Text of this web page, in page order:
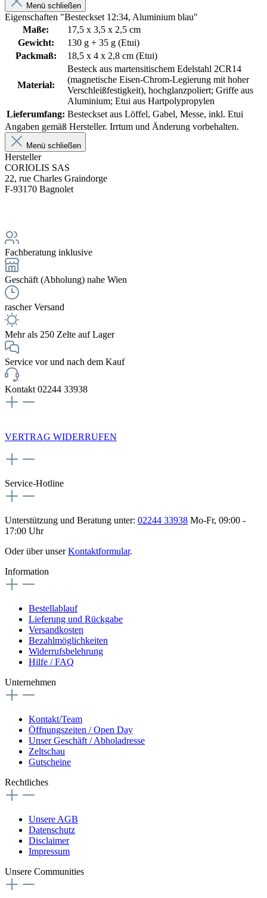
Menü schließen
Eigenschaften "Besteckset 12:34, Aluminium blau"
Maße:
17,5 x 3,5 x 2,5 cm
Gewicht:
130 g + 35 g (Etui)
Packmaß:
18,5 x 4 x 2,8 cm (Etui)
Material:
Besteck aus martensitischem Edelstahl 2CR14
(magnetische Eisen-Chrom-Legierung mit hoher
Verschleißfestigkeit), hochglanzpoliert; Griffe aus
Aluminium; Etui aus Hartpolypropylen
Lieferumfang: Besteckset aus Löffel, Gabel, Messe, inkl. Etui
Angaben gemäß Hersteller. Irrtum und Änderung vorbehalten.
Menü schließen
Hersteller
CORIOLIS SAS
22, rue Charles Graindorge
F-93170 Bagnolet
Fachberatung inklusive
Geschäft (Abholung) nahe Wien
rascher Versand
Mehr als 250 Zelte auf Lager
Service vor und nach dem Kauf
Kontakt 02244 33938
VERTRAG WIDERRUFEN
Service-Hotline
Unterstützung und Beratung unter: 02244 33938 Mo-Fr, 09:00 -
17:00 Uhr
Oder über unserKontaktformular.
Information
Bestellablauf
Lieferung und Rückgabe
Versandkosten
Bezahlmöglichkeiten
Widerrufsbelehrung
Hilfe / FAQ
Unternehmen
Kontakt/Team
Öffnungszeiten / Open Day
Unser Geschäft / Abholadresse
Zeltschau
Gutscheine
Rechtliches
Unsere AGB
Datenschutz
Disclaimer
Impressum
Unsere Communities